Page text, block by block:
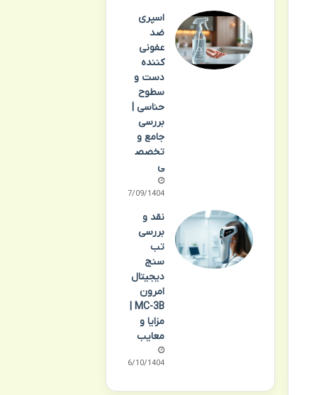
اسپری
ضد
عفونی
کننده
دست و
سطوح
حناسی |
بررسی
جامع و
تخصص
ی
17/09/1404
نقد و
بررسی
تب
سنج
دیجیتال
امرون
MC-3B |
مزایا و
معایب
06/10/1404